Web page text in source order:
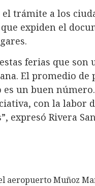
trámite a los
expiden el
ferias que
El promedio de
un buen
con la labor
expresó Rivera
aeropuerto Muñoz